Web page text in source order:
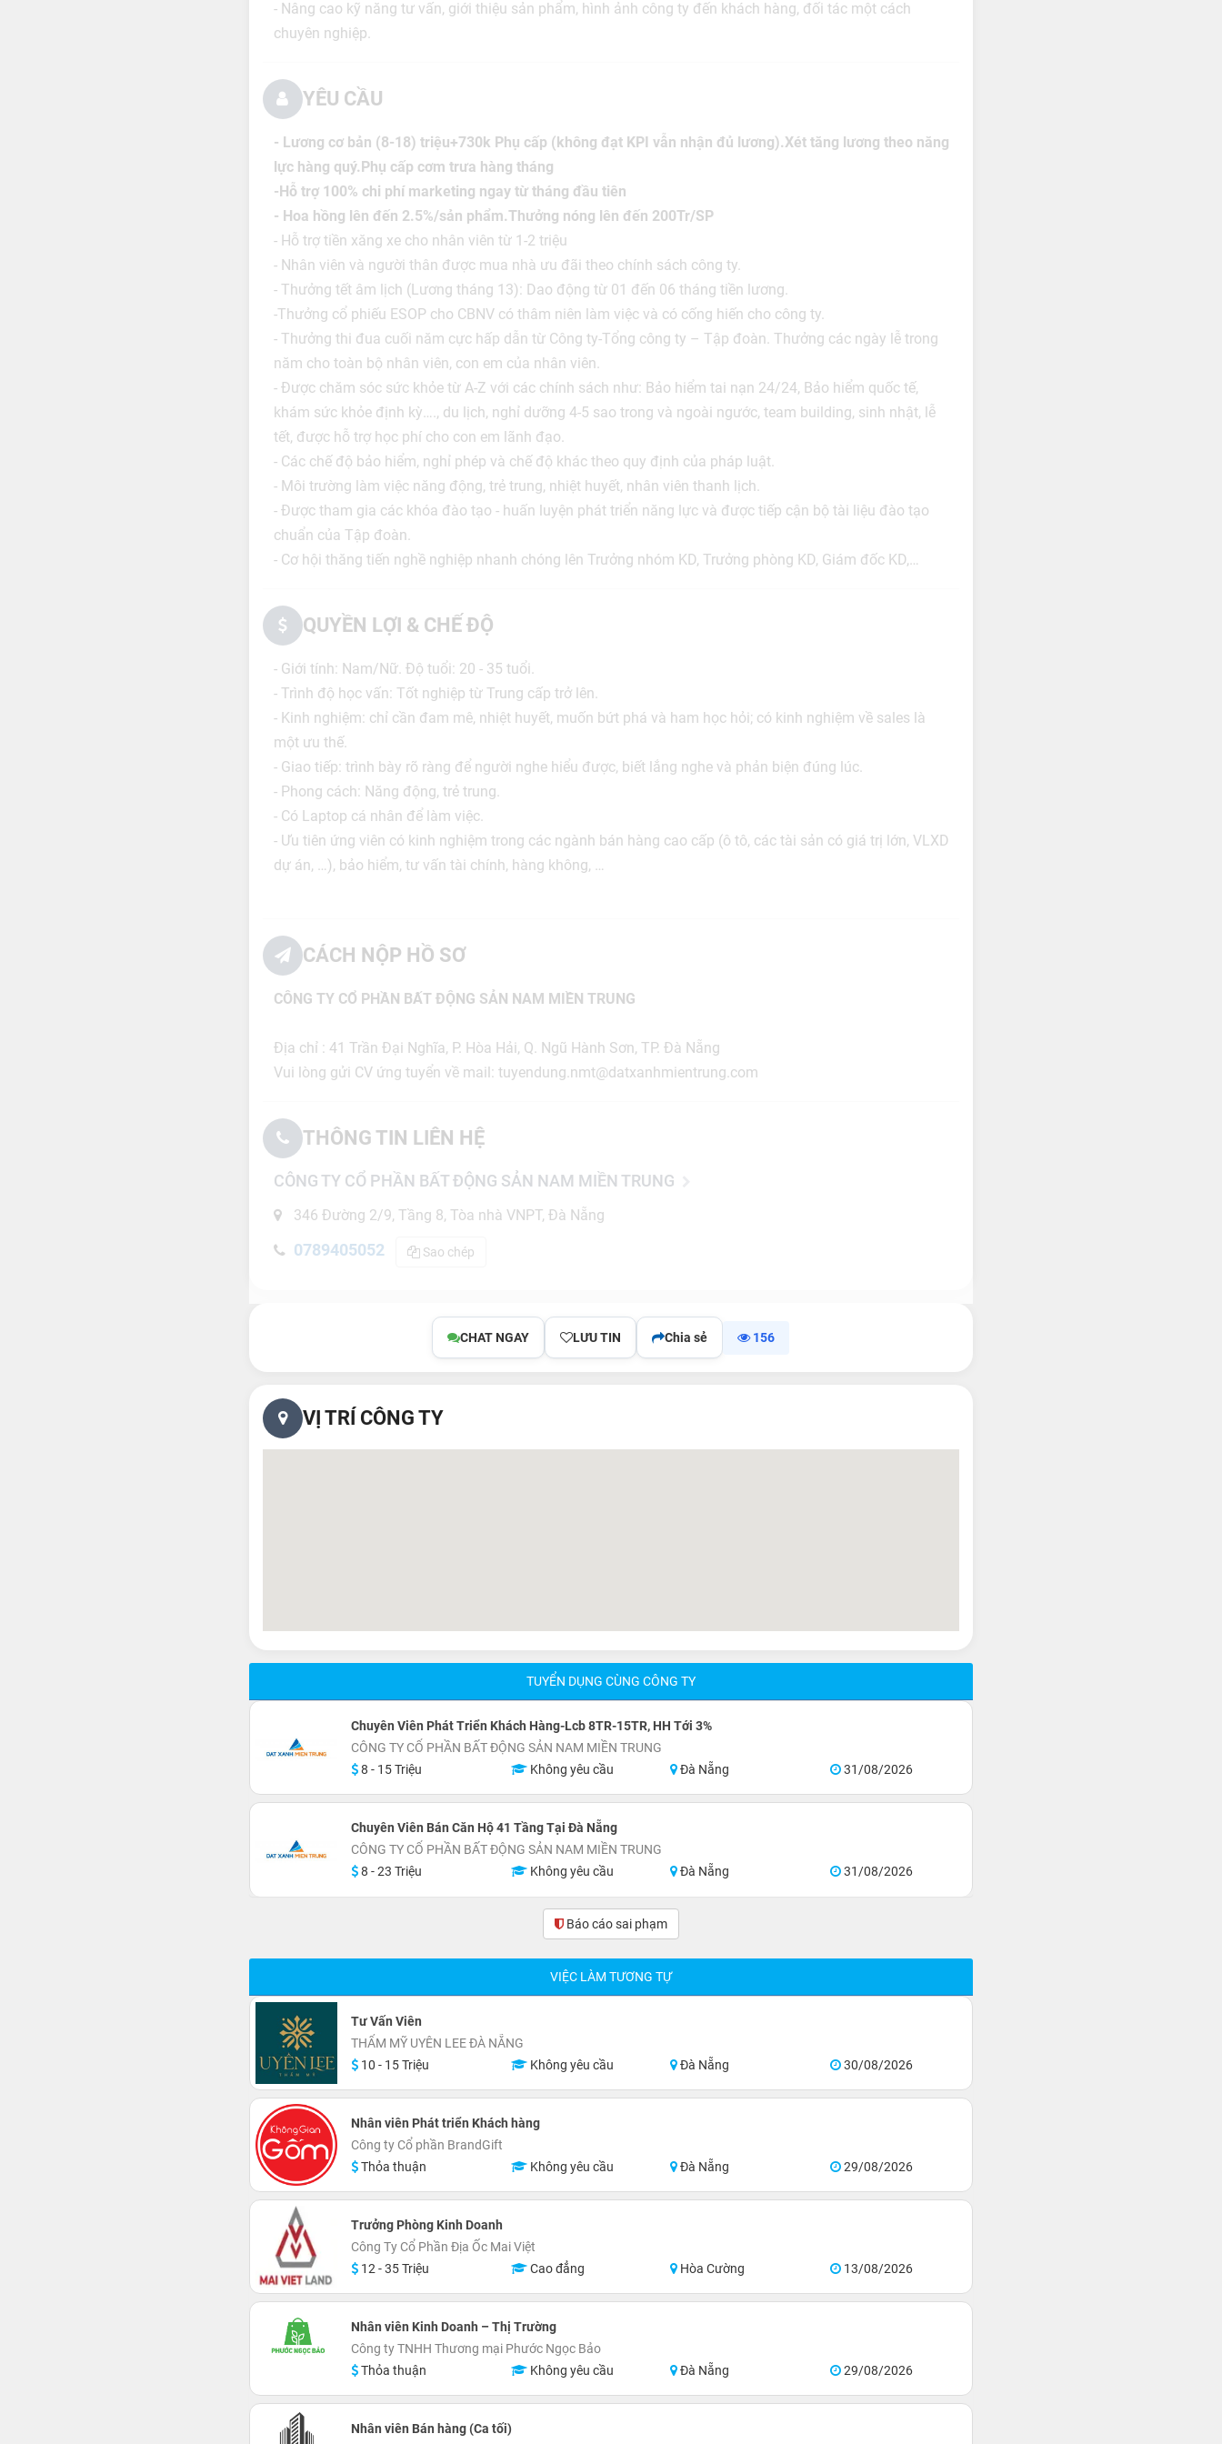
- Nâng cao kỹ năng tư vấn, giới thiệu sản phẩm, hình ảnh công ty đến khách hàng, đối tác một cách
chuyên nghiệp.
YÊU CẦU
- Lương cơ bản (8-18) triệu+730k Phụ cấp (không đạt KPI vẫn nhận đủ lương).Xét tăng lương theo năng
lực hàng quý.Phụ cấp cơm trưa hàng tháng
-Hỗ trợ 100% chi phí marketing ngay từ tháng đầu tiên
- Hoa hồng lên đến 2.5%/sản phẩm.Thưởng nóng lên đến 200Tr/SP
- Hỗ trợ tiền xăng xe cho nhân viên từ 1-2 triệu
- Nhân viên và người thân được mua nhà ưu đãi theo chính sách công ty.
- Thưởng tết âm lịch (Lương tháng 13): Dao động từ 01 đến 06 tháng tiền lương.
-Thưởng cổ phiếu ESOP cho CBNV có thâm niên làm việc và có cống hiến cho công ty.
- Thưởng thi đua cuối năm cực hấp dẫn từ Công ty-Tổng công ty – Tập đoàn. Thưởng các ngày lễ trong
năm cho toàn bộ nhân viên, con em của nhân viên.
- Được chăm sóc sức khỏe từ A-Z với các chính sách như: Bảo hiểm tai nạn 24/24, Bảo hiểm quốc tế,
khám sức khỏe định kỳ…., du lịch, nghỉ dưỡng 4-5 sao trong và ngoài ngước, team building, sinh nhật, lễ
tết, được hỗ trợ học phí cho con em lãnh đạo.
- Các chế độ bảo hiểm, nghỉ phép và chế độ khác theo quy định của pháp luật.
- Môi trường làm việc năng động, trẻ trung, nhiệt huyết, nhân viên thanh lịch.
- Được tham gia các khóa đào tạo - huấn luyện phát triển năng lực và được tiếp cận bộ tài liệu đào tạo
chuẩn của Tập đoàn.
- Cơ hội thăng tiến nghề nghiệp nhanh chóng lên Trưởng nhóm KD, Trưởng phòng KD, Giám đốc KD,…
QUYỀN LỢI & CHẾ ĐỘ
- Giới tính: Nam/Nữ. Độ tuổi: 20 - 35 tuổi.
- Trình độ học vấn: Tốt nghiệp từ Trung cấp trở lên.
- Kinh nghiệm: chỉ cần đam mê, nhiệt huyết, muốn bứt phá và ham học hỏi; có kinh nghiệm về sales là
một ưu thế.
- Giao tiếp: trình bày rõ ràng để người nghe hiểu được, biết lắng nghe và phản biện đúng lúc.
- Phong cách: Năng động, trẻ trung.
- Có Laptop cá nhân để làm việc.
- Ưu tiên ứng viên có kinh nghiệm trong các ngành bán hàng cao cấp (ô tô, các tài sản có giá trị lớn, VLXD
dự án, …), bảo hiểm, tư vấn tài chính, hàng không, …
CÁCH NỘP HỒ SƠ
CÔNG TY CỔ PHẦN BẤT ĐỘNG SẢN NAM MIỀN TRUNG
Địa chỉ : 41 Trần Đại Nghĩa, P. Hòa Hải, Q. Ngũ Hành Sơn, TP. Đà Nẵng
Vui lòng gửi CV ứng tuyển về mail: tuyendung.nmt@datxanhmientrung.com
THÔNG TIN LIÊN HỆ
CÔNG TY CỔ PHẦN BẤT ĐỘNG SẢN NAM MIỀN TRUNG
346 Đường 2/9, Tầng 8, Tòa nhà VNPT, Đà Nẵng
0789405052 Sao chép
CHAT NGAY LƯU TIN Chia sẻ 156
VỊ TRÍ CÔNG TY
TUYỂN DỤNG CÙNG CÔNG TY
Chuyên Viên Phát Triển Khách Hàng-Lcb 8TR-15TR, HH Tới 3%
CÔNG TY CỔ PHẦN BẤT ĐỘNG SẢN NAM MIỀN TRUNG
8 - 15 Triệu
Không yêu cầu Đà Nẵng 31/08/2026
Chuyên Viên Bán Căn Hộ 41 Tầng Tại Đà Nẵng
CÔNG TY CỔ PHẦN BẤT ĐỘNG SẢN NAM MIỀN TRUNG
8 - 23 Triệu
Không yêu cầu Đà Nẵng 31/08/2026
Báo cáo sai phạm
VIỆC LÀM TƯƠNG TỰ
Tư Vấn Viên
THẨM MỸ UYÊN LEE ĐÀ NẴNG
10 - 15 Triệu
Không yêu cầu Đà Nẵng 30/08/2026
Nhân viên Phát triển Khách hàng
Công ty Cổ phần BrandGift
Thỏa thuận
Không yêu cầu Đà Nẵng 29/08/2026
Trưởng Phòng Kinh Doanh
Công Ty Cổ Phần Địa Ốc Mai Việt
12 - 35 Triệu
Cao đẳng Hòa Cường 13/08/2026
Nhân viên Kinh Doanh – Thị Trường
Công ty TNHH Thương mại Phước Ngọc Bảo
Thỏa thuận
Không yêu cầu Đà Nẵng 29/08/2026
Nhân viên Bán hàng (Ca tối)